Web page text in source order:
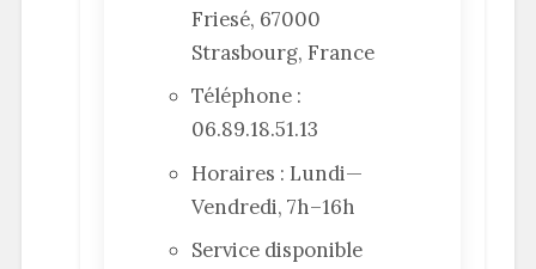
Friesé, 67000
Strasbourg, France
Téléphone :
06.89.18.51.13
Horaires : Lundi—
Vendredi, 7h–16h
Service disponible